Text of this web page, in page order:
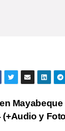
Mayabeque
(+Audio y